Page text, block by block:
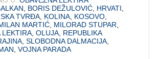
BORIS DEŽULOVIĆ HRVATI
TVRĐA KOLINA KOSOVO
MARTIĆ MILORAD STUPAR
LEKTIRA ,OLUJA REPUBLIKA
,SLOBODNA DALMACIJA
,VOJNA PARADA